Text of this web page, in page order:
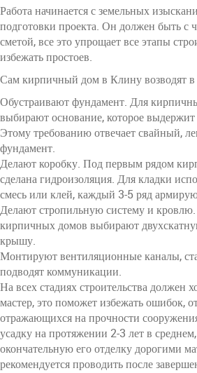
Работа начинается с земельных
подготовки проекта. Он должен быть с
сметой, все это упрощает все этапы
избежать простоев.
Сам кирпичный дом в Клину возводят в
Обустраивают фундамент. Для
выбирают основание, которое выдержит
Этому требованию отвечает свайный,
фундамент.
Делают коробку. Под первым рядом
сделана гидроизоляция. Для кладки
смесь или клей, каждый 3-5 ряд
Делают стропильную систему и
кирпичных домов выбирают
крышу.
Монтируют вентиляционные каналы,
подводят коммуникации.
На всех стадиях строительства должен
мастер, это поможет избежать ошибок,
отражающихся на прочности
усадку на протяжении 2-3 лет в
окончательную его отделку дорогими
рекомендуется проводить после